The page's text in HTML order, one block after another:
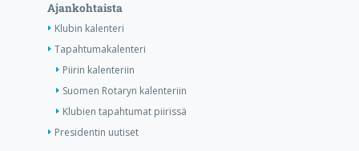
Ajankohtaista
Klubin kalenteri
Tapahtumakalenteri
Piirin kalenteriin
Suomen Rotaryn kalenteriin
Klubien tapahtumat piirissä
Presidentin uutiset